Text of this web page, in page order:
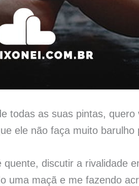
todas as suas pintas,
ele não faça muito barulho
discutir a rivalidade
uma maçã e me fazendo